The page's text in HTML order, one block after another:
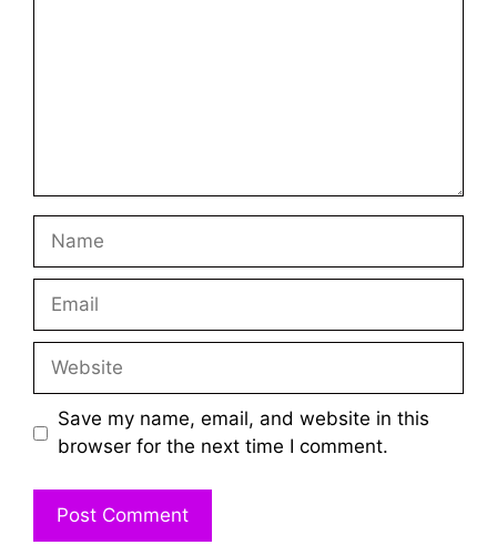
Name
Email
Website
Save my name, email, and website in this
browser for the next time I comment.